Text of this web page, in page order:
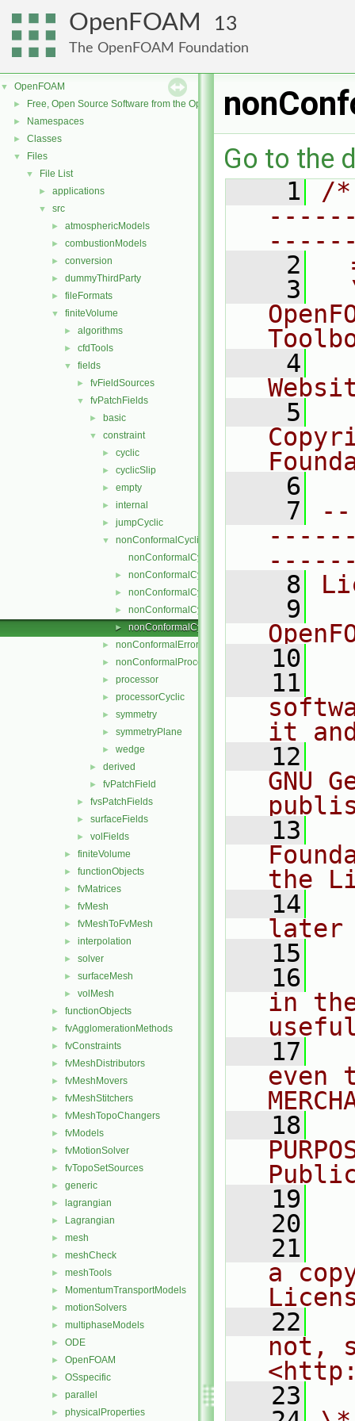
OpenFOAM 13
The OpenFOAM Foundation
▼ OpenFOAM
► Free, Open Source Software from the OpenFOAM Foundation
► Namespaces
► Classes
▼ Files
▼ File List
► applications
▼ src
► atmosphericModels
► combustionModels
► conversion
► dummyThirdParty
► fileFormats
▼ finiteVolume
► algorithms
► cfdTools
▼ fields
► fvFieldSources
▼ fvPatchFields
► basic
▼ constraint
► cyclic
► cyclicSlip
► empty
► internal
► jumpCyclic
▼
nonConformalCyclic
nonConformalCyclicFvPatchField.C
► nonConformalCyclicFvPatchField.H
► nonConformalCyclicFvPatchFields.C
► nonConformalCyclicFvPatchFields.H
► nonConformalCyclicFvPatchFieldsFwd.H
► nonConformalError
► nonConformalProcessorCyclic
► processor
► processorCyclic
► symmetry
► symmetryPlane
► wedge
► derived
► fvPatchField
► fvsPatchFields
► surfaceFields
► volFields
► finiteVolume
► functionObjects
► fvMatrices
► fvMesh
► fvMeshToFvMesh
► interpolation
► solver
► surfaceMesh
► volMesh
► functionObjects
► fvAgglomerationMethods
► fvConstraints
► fvMeshDistributors
► fvMeshMovers
► fvMeshStitchers
► fvMeshTopoChangers
► fvModels
► fvMotionSolver
► fvTopoSetSources
► generic
► lagrangian
► Lagrangian
► mesh
► meshCheck
► meshTools
► MomentumTransportModels
► motionSolvers
► multiphaseModels
► ODE
► OpenFOAM
► OSspecific
► parallel
► physicalProperties
Go to the
    1
/
    2
    3
    4
    5
    6
    7
    8
    9
   10
   11
it
   12
GNU
   13
the
   14
later
   15
   16
in
   17
even
   18
   19
   20
   21
a
   22
not,
   23